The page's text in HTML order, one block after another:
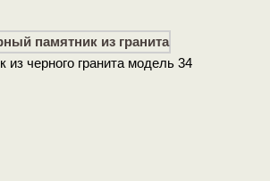
из черного гранита модель 34